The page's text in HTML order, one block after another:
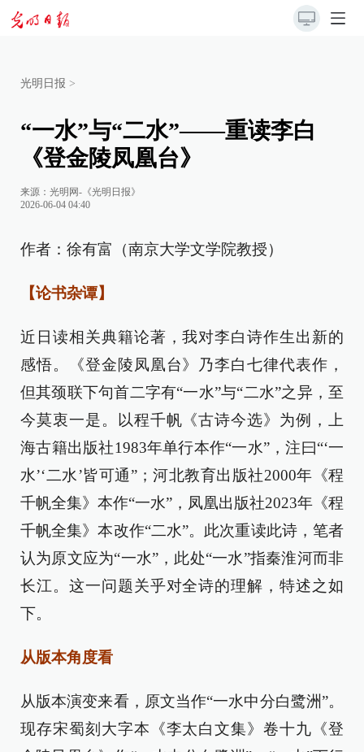
光明日报 >
“一水”与“二水”——重读李白
《登金陵凤凰台》
来源： 光明网-《光明日报》
2026-06-04 04:40
作者：徐有富（南京大学文学院教授）
【论书杂谭】
近日读相关典籍论著，我对李白诗作生出新的
感悟。《登金陵凤凰台》乃李白七律代表作，
但其颈联下句首二字有“一水”与“二水”之异，至
今莫衷一是。以程千帆《古诗今选》为例，上
海古籍出版社1983年单行本作“一水”，注曰“‘一
水’‘二水’皆可通”；河北教育出版社2000年《程
千帆全集》本作“一水”，凤凰出版社2023年《程
千帆全集》本改作“二水”。此次重读此诗，笔者
认为原文应为“一水”，此处“一水”指秦淮河而非
长江。这一问题关乎对全诗的理解，特述之如
下。
从版本角度看
从版本演变来看，原文当作“一水中分白鹭洲”。
现存宋蜀刻大字本《李太白文集》卷十九《登